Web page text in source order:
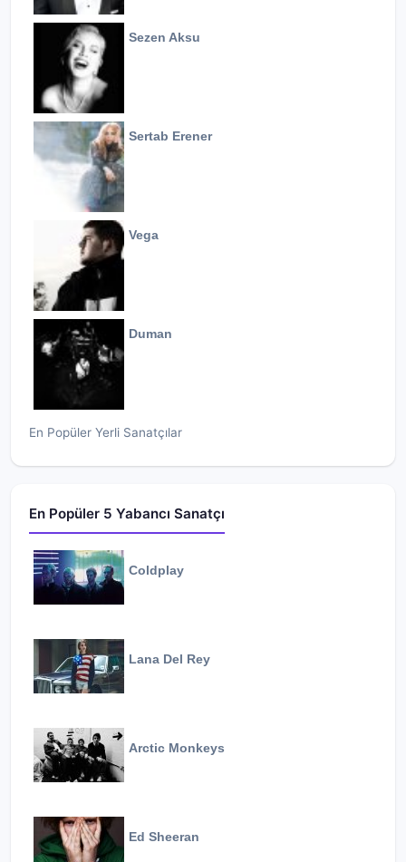
Sezen Aksu
Sertab Erener
Vega
Duman
En Popüler Yerli Sanatçılar
En Popüler 5 Yabancı Sanatçı
Coldplay
Lana Del Rey
Arctic Monkeys
Ed Sheeran